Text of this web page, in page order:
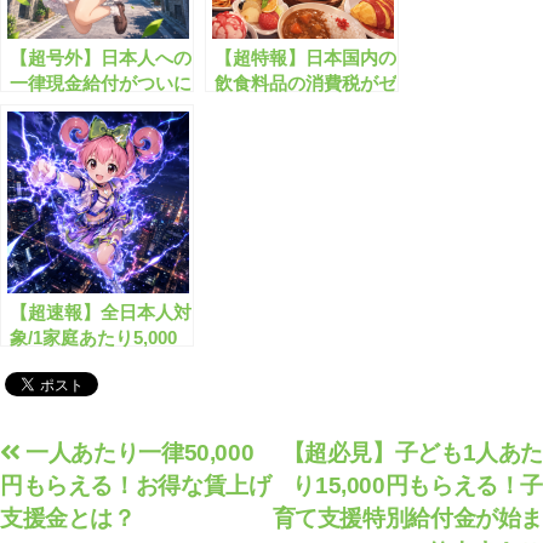
【超号外】日本人への
一律現金給付がついに
開始します！
【超特報】日本国内の
飲食料品の消費税がゼ
【超速報】全日本人対
象/1家庭あたり5,000
援が始まります！
投
稿
ナ
【超必見】子ども1人あた
り15,000円もらえる！子
育て支援特別給付金が始ま
一人あたり一律50,000
円もらえる！お得な賃上げ
支援金とは？